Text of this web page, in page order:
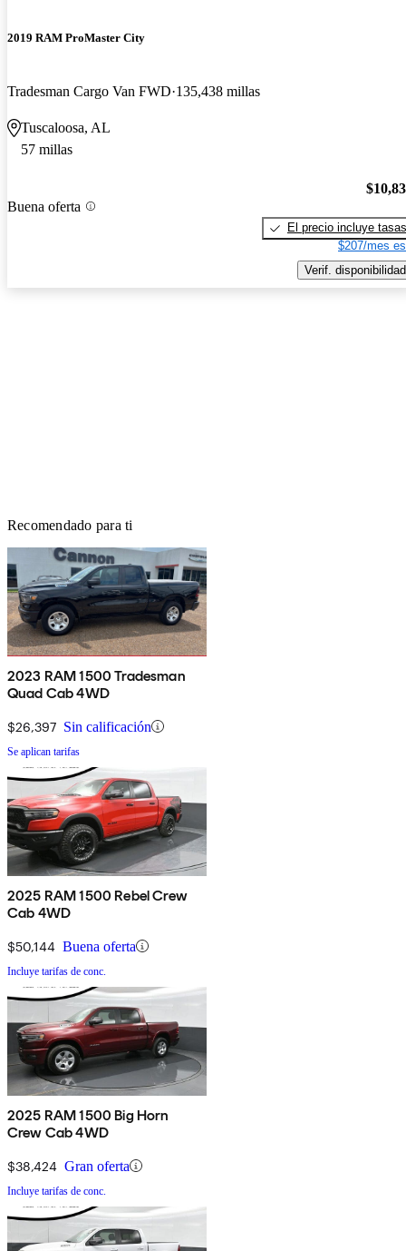
2019 RAM ProMaster City
Tradesman Cargo Van FWD 135,438 millas
Tuscaloosa, AL
57 millas
Buena oferta
El precio incluye tasas
$207/mes
Verif. disponibilidad
Recomendado para ti
2023 RAM 1500 Tradesman
Quad Cab 4WD
$26,397 Sin calificación
Se aplican tarifas
2025 RAM 1500 Rebel Crew
Cab 4WD
$50,144 Buena oferta
Incluye tarifas de conc.
2025 RAM 1500 Big Horn
Crew Cab 4WD
$38,424 Gran oferta
Incluye tarifas de conc.